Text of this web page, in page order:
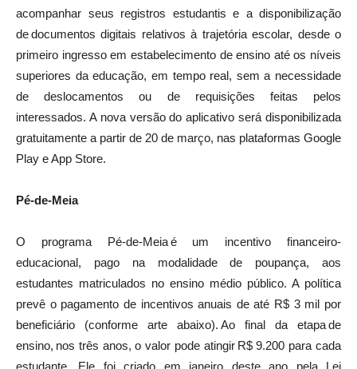
acompanhar seus registros estudantis e a disponibilização
de documentos digitais relativos à trajetória escolar, desde o
primeiro ingresso em estabelecimento de ensino até os níveis
superiores da educação, em tempo real, sem a necessidade
de deslocamentos ou de requisições feitas pelos
interessados. A nova versão do aplicativo será disponibilizada
gratuitamente a partir de 20 de março, nas plataformas Google
Play e App Store.
Pé-de-Meia
O programa Pé-de-Meia é um incentivo financeiro-
educacional, pago na modalidade de poupança, aos
estudantes matriculados no ensino médio público. A política
prevê o pagamento de incentivos anuais de até R$ 3 mil por
beneficiário (conforme arte abaixo). Ao final da etapa de
ensino, nos três anos, o valor pode atingir R$ 9.200 para cada
estudante. Ele foi criado em janeiro deste ano pela Lei